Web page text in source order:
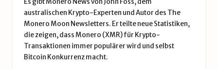
australischen Krypto-Experten und Autor des The
Monero Moon Newsletters. Er teilte neue Statistiken,
die zeigen, dass Monero (XMR) für Krypto-
Transaktionen immer populärer wird und selbst
Bitcoin Konkurrenz macht.